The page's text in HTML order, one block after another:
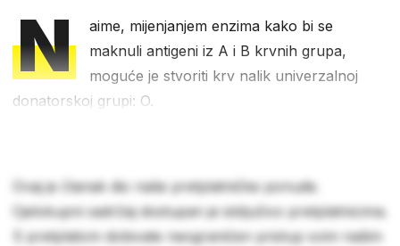
N
aime, mijenjanjem enzima kako bi se
maknuli antigeni iz A i B krvnih grupa,
moguće je stvoriti krv nalik univerzalnoj
donatorskoj grupi: O.
Ovaj je članak dio naše pretplatničke ponude.
Cjelokupni sadržaj dostupan je isključivo pretplatnicima.
S pretplatom dobivate neograničen pristup svim našim